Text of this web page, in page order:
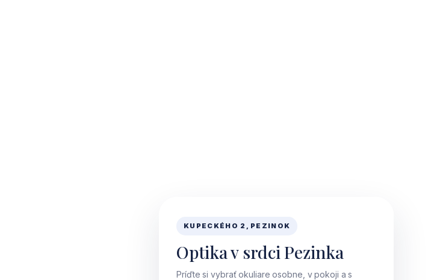
KUPECKÉHO 2, PEZINOK
Optika v srdci Pezinka
Príďte si vybrať okuliare osobne, v pokoji a s